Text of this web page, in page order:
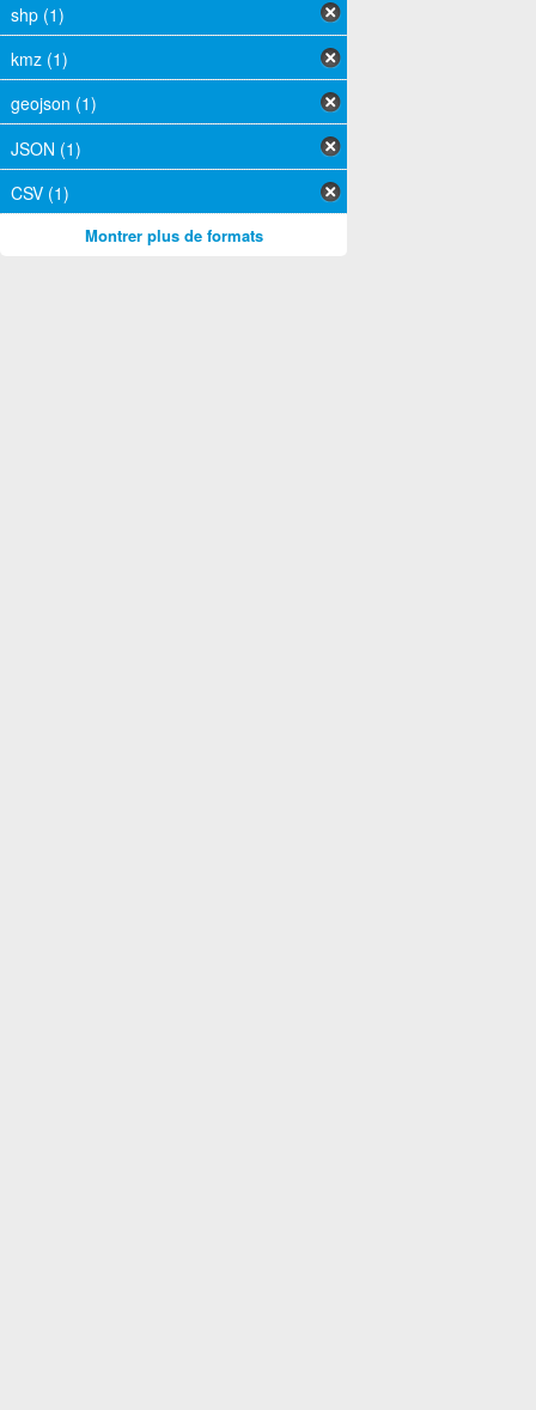
shp (1)
kmz (1)
geojson (1)
JSON (1)
CSV (1)
Montrer plus de formats